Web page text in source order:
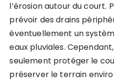
l’érosion autour du court.
prévoir des drains
éventuellement un
eaux pluviales.
seulement protéger le
préserver le terrain